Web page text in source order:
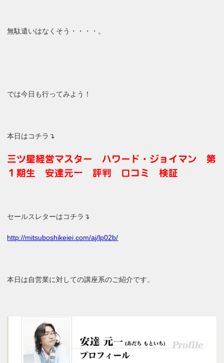
無駄遣いはなくそう・・・・。
では今日も行ってみよう！
本日はコチラ↴
三ツ星経営マスター ハワード・ジョイマン 第
１期生 安達元一 評判 口コミ 検証
セールスレターはコチラ↴
http://mitsuboshikeiei.com/aj/lp02b/
本日は自営業に対しての講座系のご紹介です。